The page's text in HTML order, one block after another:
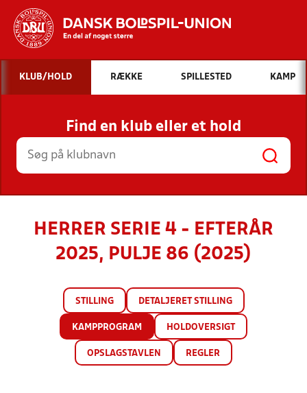
Hvad vil du søge efter?
INDHOLD OG NYHEDER
STILLINGER, RESULTATER, KLUBBER OG
HOLD
KLUB/HOLD RÆKKE SPILLESTED KAMP
Find en klub eller et hold
HERRER SERIE 4 - EFTERÅR
2025, PULJE 86 (2025)
STILLING DETALJERET STILLING
KAMPPROGRAM HOLDOVERSIGT
OPSLAGSTAVLEN REGLER